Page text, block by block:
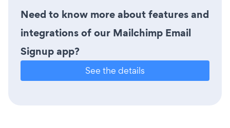
Need to know more about features and
integrations of our Mailchimp Email
Signup app?
See the details